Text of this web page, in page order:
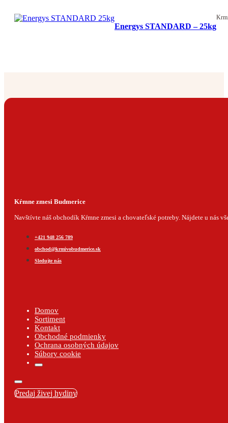
Energys STANDARD – 25kg
Kŕmne zmesi Budmerice
Navštívte náš obchodík Kŕmne zmesi a chovateľské potreby. Nájdete u nás
+421 948 256 789
obchod@krmivobudmerice.sk
Sledujte nás
Domov
Sortiment
Kontakt
Obchodné podmienky
Ochrana osobných údajov
Súbory cookie
Predaj živej hydiny